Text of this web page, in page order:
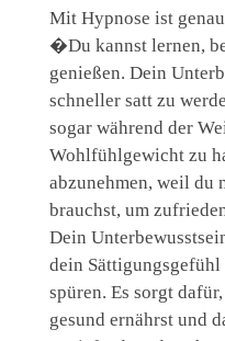
Mit Hypnose ist
�Du kannst lernen,
genießen. Dein
schneller satt zu
sogar während der
Wohlfühlgewicht zu
abzunehmen, weil du
brauchst, um
Dein
dein
spüren. Es sorgt
gesund ernährst und